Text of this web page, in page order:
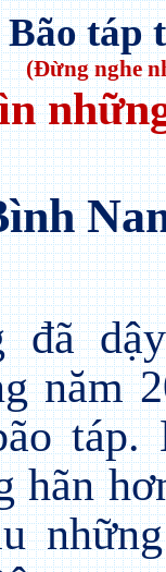
Bão táp
(Đừng nghe
đã
năm
táp.
hãn